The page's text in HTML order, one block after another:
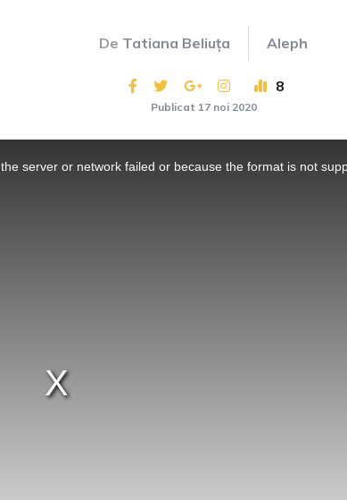
De Tatiana Beliuța Aleph
8
Publicat 17 noi 2020
server or network failed or because the format is not